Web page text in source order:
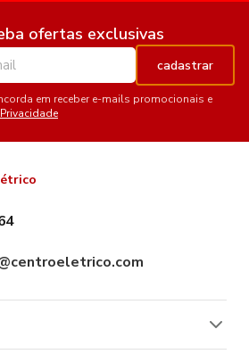
ofertas exclusivas
cadastrar
em receber e-mails promocionais e